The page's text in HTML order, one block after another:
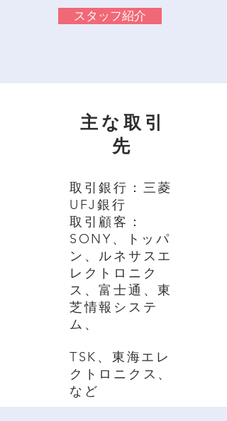
スタッフ紹介
主な取引
先
取引銀行：三菱
UFJ銀行
取引顧客：
SONY、トッパ
ン、ルネサスエ
レクトロニク
ス、富士通、東
芝情報システ
ム、
TSK、​東海エレ
クトロニクス、
など